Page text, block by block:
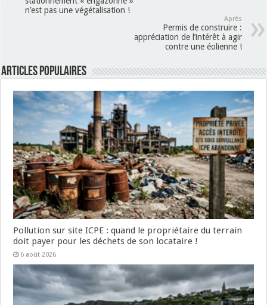
n’est pas une végétalisation !
Après
Permis de construire :
appréciation de l’intérêt à agir
contre une éolienne !
Articles populaires
Pollution sur site ICPE : quand le propriétaire du terrain
doit payer pour les déchets de son locataire !
6 août 2026